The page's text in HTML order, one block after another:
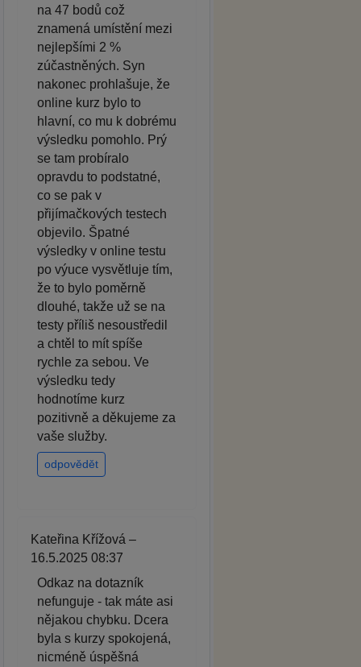
na 47 bodů což
znamená umístění mezi
nejlepšími 2 %
zúčastněných. Syn
nakonec prohlašuje, že
online kurz bylo to
hlavní, co mu k dobrému
výsledku pomohlo. Prý
se tam probíralo
opravdu to podstatné,
co se pak v
přijímačkových testech
objevilo. Špatné
výsledky v online testu
po výuce vysvětluje tím,
že to bylo poměrně
dlouhé, takže už se na
testy příliš nesoustředil
a chtěl to mít spíše
rychle za sebou. Ve
výsledku tedy
hodnotíme kurz
pozitivně a děkujeme za
vaše služby.
odpovědět
Kateřina Křížová –
16.5.2025 08:37
Odkaz na dotazník
nefunguje - tak máte asi
nějakou chybku. Dcera
byla s kurzy spokojená,
nicméně úspěšná